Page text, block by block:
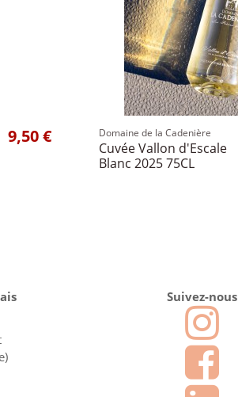
9,50 € Domaine de la Cadenière
Cuvée Vallon d'Escale
Blanc 2025 75CL
Suivez-nous